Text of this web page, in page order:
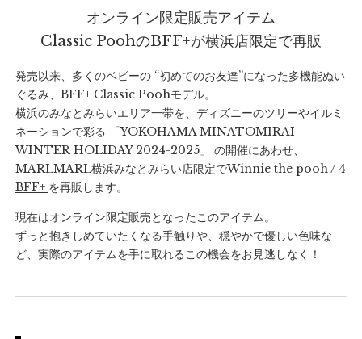
オンライン限定販売アイテム
Classic PoohのBFF+が横浜店限定で再販
発売以来、多くのベビーの “初めてのお友達”になった多機能ぬい
ぐるみ、BFF+ Classic Poohモデル。
横浜のみなとみらいエリア一帯を、ディズニーのツリーやイルミ
ネーションで彩る 「YOKOHAMA MINATOMIRAI
WINTER HOLIDAY 2024-2025」 の開催にあわせ、
MARLMARL横浜みなとみらい店限定でWinnie the pooh / 4
BFF+ を再販します。
現在はオンライン限定販売となったこのアイテム。
ずっと抱きしめていたくなる手触りや、穏やかで優しい色味な
ど、実際のアイテムを手に取れるこの機会をお見逃しなく！